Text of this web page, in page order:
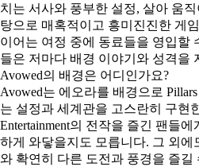
치는 서사와 풍부한 설정, 살아 움
탕으로 매혹적이고 흥미진진한 게
이어는 여정 중에 동료들을 영입할
들은 저마다 배경 이야기와 성격을
Avowed의 배경은 어디인가요?
Avowed는 에오라를 배경으로
는 설정과 세계관을 고스란히 구현
Entertainment의 전작을 즐긴 팬들
하게 와닿을지도 모릅니다. 그 외에
와 확연히 다른 도전과 풍경을 즐길